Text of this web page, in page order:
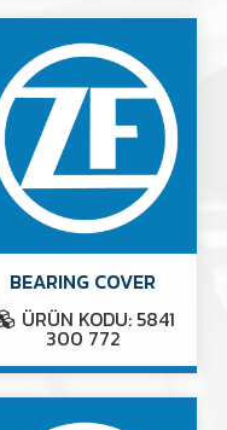
BEARING COVER
ÜRÜN KODU: 5841
300 772